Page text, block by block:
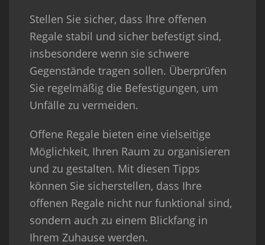
Stellen Sie sicher, dass Ihre offenen
Regale stabil und sicher befestigt sind,
insbesondere wenn sie schwere
Gegenstände tragen sollen. Überprüfen
Sie regelmäßig die Befestigungen, um
Unfälle zu vermeiden.
Offene Regale bieten eine vielseitige
Möglichkeit, Ihren Raum zu organisieren
und zu gestalten. Mit diesen Tipps
können Sie sicherstellen, dass Ihre
offenen Regale nicht nur funktional sind,
sondern auch zu einem Blickfang in
Ihrem Zuhause werden.